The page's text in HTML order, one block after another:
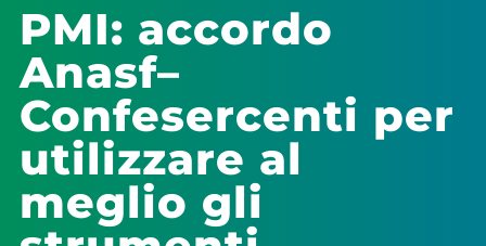
PMI: accordo
Anasf–
Confesercenti per
utilizzare al
meglio gli